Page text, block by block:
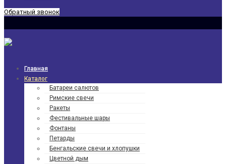
Обратный звонок
Главная
Каталог
Батареи салютов
Римские свечи
Ракеты
Фести­валь­ные шары
Фонтаны
Петарды
Бенгаль­ские свечи и хлопушки
Цветной дым